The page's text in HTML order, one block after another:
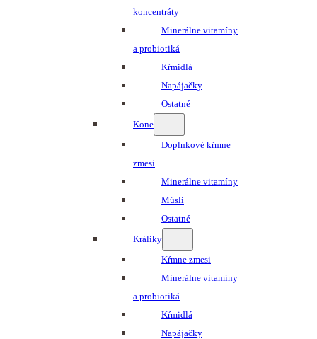
koncentráty
Minerálne vitamíny
a probiotiká
Kŕmidlá
Napájačky
Ostatné
Kone
Doplnkové kŕmne
zmesi
Minerálne vitamíny
Müsli
Ostatné
Králiky
Kŕmne zmesi
Minerálne vitamíny
a probiotiká
Kŕmidlá
Napájačky